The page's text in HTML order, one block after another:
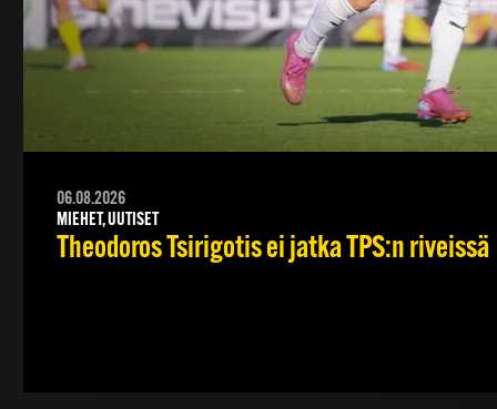
06.08.2026
MIEHET, UUTISET
Theodoros Tsirigotis ei jatka TPS:n riveissä